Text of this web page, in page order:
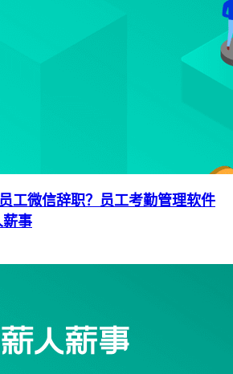
工微信辞职？员工考勤管理软件
薪事